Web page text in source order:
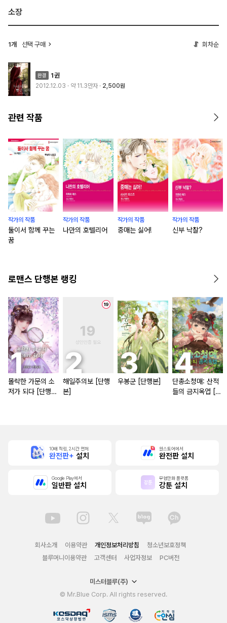
소장
1개 선택 구매 회차순
1권
2012.12.03 · 약 11.3만자 2,500원
관련 작품
작가의 작품
둘이서 함께 꾸는
꿈
작가의 작품
나만의 호텔리어
작가의 작품
중매는 싫어!
작가의 작품
신부 낙찰?
로맨스 단행본 랭킹
몰락한 가문의 소
저가 되다 [단행
해일주의보 [단행
본]
우봉군 [단행본]
단총소청매: 산적
들의 금지옥엽 [단
10배 적립, 2시간 먼저
완전판+ 설치
원스토어에서
완전판 설치
Google Play에서
일반판 설치
무협만화 플랫폼
강툰 설치
회사소개 이용약관 개인정보처리방침
청소년보호정책
블루머니이용약관
고객센터 사업자정보 PC버전
미스터블루(주)
© Mr.Blue Corp. All rights reserved.